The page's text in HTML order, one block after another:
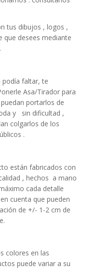
tus dibujos , logos ,
que desees mediante
faltar, te
Asa/Tirador para
portarlos de
y sin dificultad ,
colgarlos de los
.
están fabricados con
, hechos a mano
cada detalle
cuenta que pueden
de +/- 1-2 cm de
colores en las
puede variar a su